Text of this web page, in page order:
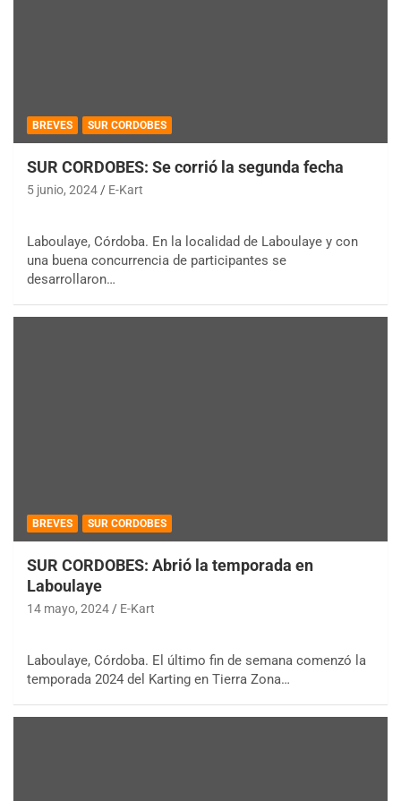
BREVES SUR CORDOBES
SUR CORDOBES: Se corrió la segunda fecha
5 junio, 2024 E-Kart
Laboulaye, Córdoba. En la localidad de Laboulaye y con
una buena concurrencia de participantes se
desarrollaron…
BREVES SUR CORDOBES
SUR CORDOBES: Abrió la temporada en
Laboulaye
14 mayo, 2024 E-Kart
Laboulaye, Córdoba. El último fin de semana comenzó la
temporada 2024 del Karting en Tierra Zona…